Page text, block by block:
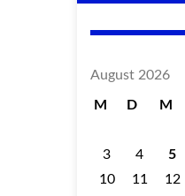
August 2026
M D M
3
4 5
10
11 12